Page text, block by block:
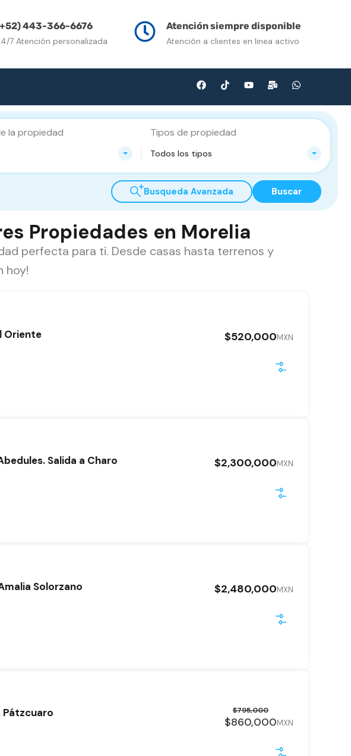
Propiedades en Venta Contacto Multimedia
443-366-6676
7 Atención personalizada
Atención siempre disponible
Atención a clientes en linea activo
la propiedad Tipos de propiedad
Todos los tipos
Busqueda Avanzada Buscar
Propiedades en Morelia
perfecta para ti. Desde casas hasta terrenos y
hoy!
Oriente $520,000MXN
Salida a Charo $2,300,000MXN
Solorzano $2,480,000MXN
Pátzcuaro
$860,000
$795,000
MXN